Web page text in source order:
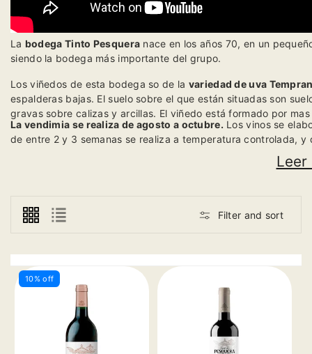
La bodega Tinto Pesquera nace en los años 70, en un
siendo la bodega más importante del grupo.
Los viñedos de esta bodega so de la variedad de uva
espalderas bajas. El suelo sobre el que están situadas son
gravas sobre calizas y arcillas. El viñedo está formado por
La vendimia se realiza de agosto a octubre. Los vinos se
de entre 2 y 3 semanas se realiza a temperatura controlada,
americano para su crianza, donde reposan un máximo de 24
Leer
Filter and sort
10% off